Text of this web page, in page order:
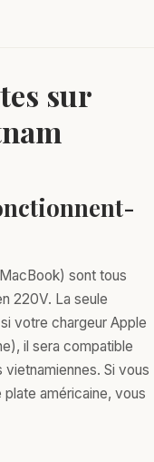
sur
sont tous
220V. La seule
votre chargeur Apple
il sera compatible
Si vous
américaine, vous